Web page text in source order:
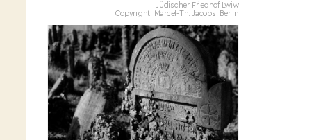
Jüdischer Friedhof Lwiw
Copyright: Marcel-Th. Jacobs, Berlin